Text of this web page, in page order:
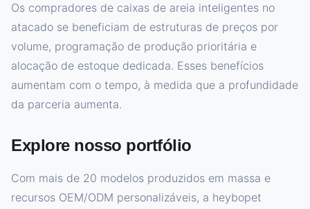
Os compradores de caixas de areia inteligentes no
atacado se beneficiam de estruturas de preços por
volume, programação de produção prioritária e
alocação de estoque dedicada. Esses benefícios
aumentam com o tempo, à medida que a profundidade
da parceria aumenta.
Explore nosso portfólio
Com mais de 20 modelos produzidos em massa e
recursos OEM/ODM personalizáveis, a heybopet